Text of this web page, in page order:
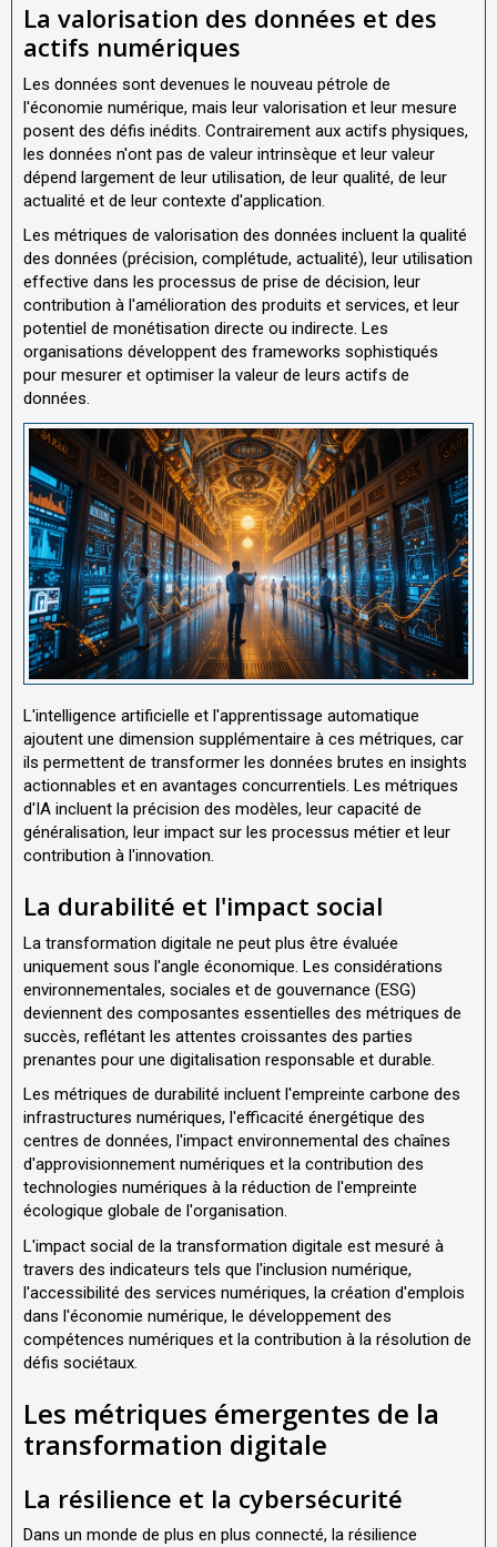
La valorisation des données et des
actifs numériques
Les données sont devenues le nouveau pétrole de
l'économie numérique, mais leur valorisation et leur mesure
posent des défis inédits. Contrairement aux actifs physiques,
les données n'ont pas de valeur intrinsèque et leur valeur
dépend largement de leur utilisation, de leur qualité, de leur
actualité et de leur contexte d'application.
Les métriques de valorisation des données incluent la qualité
des données (précision, complétude, actualité), leur utilisation
effective dans les processus de prise de décision, leur
contribution à l'amélioration des produits et services, et leur
potentiel de monétisation directe ou indirecte. Les
organisations développent des frameworks sophistiqués
pour mesurer et optimiser la valeur de leurs actifs de
données.
L'intelligence artificielle et l'apprentissage automatique
ajoutent une dimension supplémentaire à ces métriques, car
ils permettent de transformer les données brutes en insights
actionnables et en avantages concurrentiels. Les métriques
d'IA incluent la précision des modèles, leur capacité de
généralisation, leur impact sur les processus métier et leur
contribution à l'innovation.
La durabilité et l'impact social
La transformation digitale ne peut plus être évaluée
uniquement sous l'angle économique. Les considérations
environnementales, sociales et de gouvernance (ESG)
deviennent des composantes essentielles des métriques de
succès, reflétant les attentes croissantes des parties
prenantes pour une digitalisation responsable et durable.
Les métriques de durabilité incluent l'empreinte carbone des
infrastructures numériques, l'efficacité énergétique des
centres de données, l'impact environnemental des chaînes
d'approvisionnement numériques et la contribution des
technologies numériques à la réduction de l'empreinte
écologique globale de l'organisation.
L'impact social de la transformation digitale est mesuré à
travers des indicateurs tels que l'inclusion numérique,
l'accessibilité des services numériques, la création d'emplois
dans l'économie numérique, le développement des
compétences numériques et la contribution à la résolution de
défis sociétaux.
Les métriques émergentes de la
transformation digitale
La résilience et la cybersécurité
Dans un monde de plus en plus connecté, la résilience